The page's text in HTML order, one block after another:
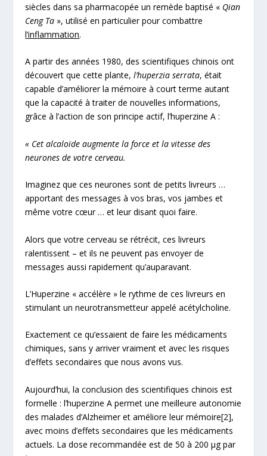
siècles dans sa pharmacopée un remède baptisé « Qian
Ceng Ta », utilisé en particulier pour combattre
l’inflammation.
A partir des années 1980, des scientifiques chinois ont
découvert que cette plante,l’huperzia serrata, était
capable d’améliorer la mémoire à court terme autant
que la capacité à traiter de nouvelles informations,
grâce à l’action de son principe actif, l’huperzine A :
« Cet alcaloïde augmente la force et la vitesse des
neurones de votre cerveau.
Imaginez que ces neurones sont de petits livreurs …
apportant des messages à vos bras, vos jambes et
même votre cœur … et leur disant quoi faire.
Alors que votre cerveau se rétrécit, ces livreurs
ralentissent – et ils ne peuvent pas envoyer de
messages aussi rapidement qu’auparavant.
L’Huperzine « accélère » le rythme de ces livreurs en
stimulant un neurotransmetteur appelé acétylcholine.
Exactement ce qu’essaient de faire les médicaments
chimiques, sans y arriver vraiment et avec les risques
d’effets secondaires que nous avons vus.
Aujourd’hui, la conclusion des scientifiques chinois est
formelle : l’huperzine A permet une meilleure autonomie
des malades d’Alzheimer et améliore leur mémoire[2],
avec moins d’effets secondaires que les médicaments
actuels. La dose recommandée est de 50 à 200 µg par